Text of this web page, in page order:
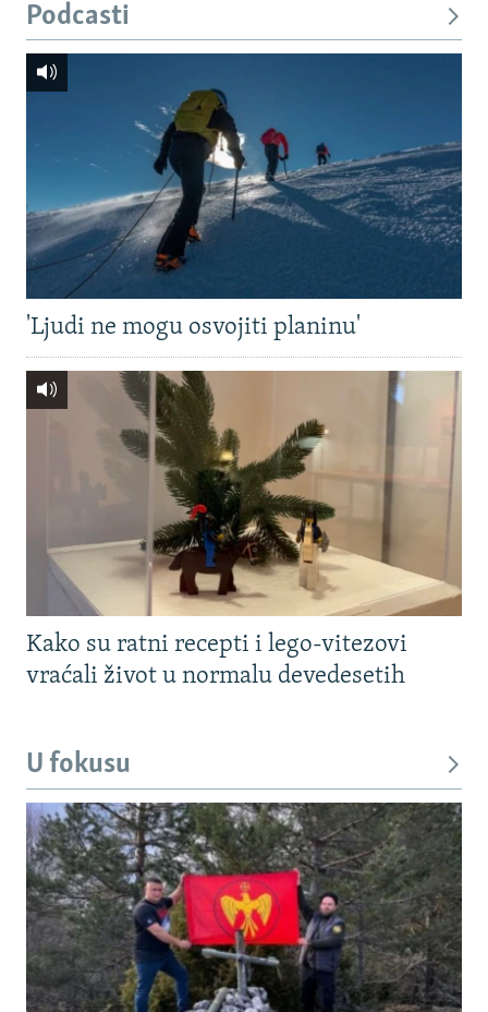
Podcasti
'Ljudi ne mogu osvojiti planinu'
Kako su ratni recepti i lego-vitezovi
vraćali život u normalu devedesetih
U fokusu